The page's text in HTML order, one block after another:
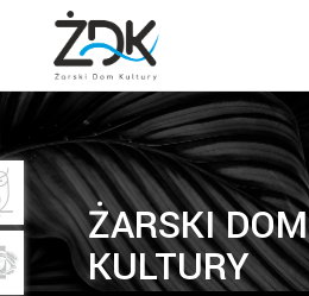
ŻARSKI DOM
KULTURY